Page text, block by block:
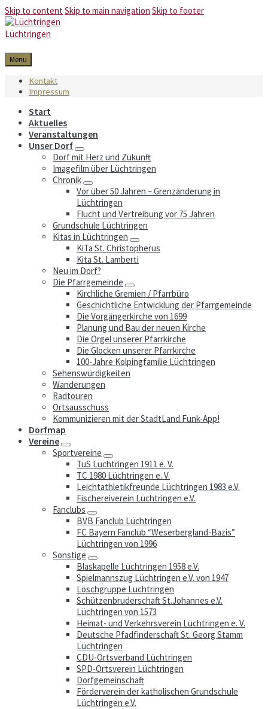
Skip to contentSkip to main navigation Skip to footer
Lüchtringen
Menu
Kontakt
Impressum
Start
Aktuelles
Veranstaltungen
Unser Dorf
Dorf mit Herz und Zukunft
Imagefilm über Lüchtringen
Chronik
Vor über 50 Jahren – Grenzänderung in
Lüchtringen
Flucht und Vertreibung vor 75 Jahren
Grundschule Lüchtringen
Kitas in Lüchtringen
KiTa St. Christopherus
Kita St. Lamberti
Neu im Dorf?
Die Pfarrgemeinde
Kirchliche Gremien / Pfarrbüro
Geschichtliche Entwicklung der Pfarrgemeinde
Die Vorgängerkirche von 1699
Planung und Bau der neuen Kirche
Die Orgel unserer Pfarrkirche
Die Glocken unserer Pfarrkirche
100-Jahre Kolpingfamilie Lüchtringen
Sehenswürdigkeiten
Wanderungen
Radtouren
Ortsausschuss
Kommunizieren mit der StadtLand.Funk-App!
Dorfmap
Vereine
Sportvereine
TuS Lüchtringen 1911 e. V.
TC 1980 Lüchtringen e. V.
Leichtathletikfreunde Lüchtringen 1983 e.V.
Fischereiverein Lüchtringen e.V.
Fanclubs
BVB Fanclub Lüchtringen
FC Bayern Fanclub “Weserbergland-Bazis”
Lüchtringen von 1996
Sonstige
Blaskapelle Lüchtringen 1958 e.V.
Spielmannszug Lüchtringen e.V. von 1947
Löschgruppe Lüchtringen
Schützenbruderschaft St.Johannes e.V.
Lüchtringen von 1573
Heimat- und Verkehrsverein Lüchtringen e. V.
Deutsche Pfadfinderschaft St. Georg Stamm
Lüchtringen
CDU-Ortsverband Lüchtringen
SPD-Ortsverein Lüchtringen
Dorfgemeinschaft
Förderverein der katholischen Grundschule
Lüchtringen e.V.